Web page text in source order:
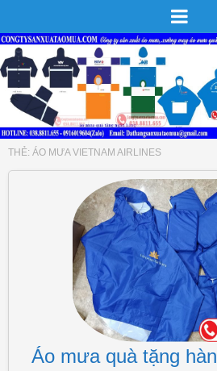
THẺ: ÁO MƯA VIETNAM AIRLINES